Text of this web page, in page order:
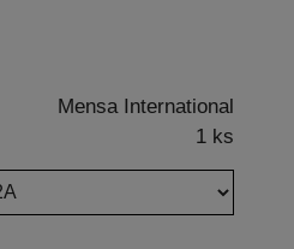
Mensa International
1 ks